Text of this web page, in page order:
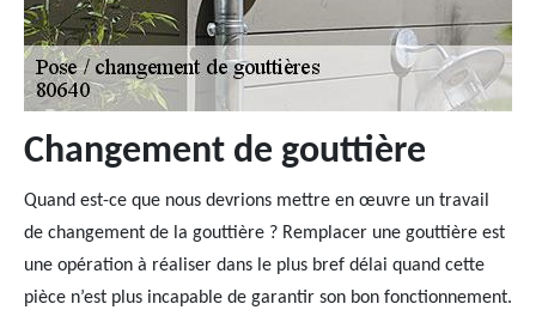
Changement de gouttière
Quand est-ce que nous devrions mettre en œuvre un travail
de changement de la gouttière ? Remplacer une gouttière est
une opération à réaliser dans le plus bref délai quand cette
pièce n’est plus incapable de garantir son bon fonctionnement.